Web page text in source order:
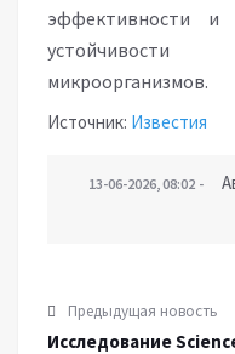
эффективности и
микроорганизмов.
Источник: Известия
13-06-2026, 08:02
Предыдущая новость
Исследование